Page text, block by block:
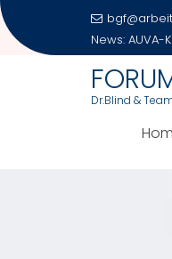
Skip
to
content
News:
Dr.Blind &